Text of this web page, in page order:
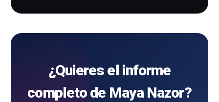
¿Quieres el informe
completo de Maya Nazor?